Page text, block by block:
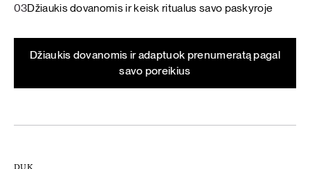
03Džiaukis dovanomis ir keisk ritualus savo paskyroje
Džiaukis dovanomis ir adaptuok prenumeratą pagal
savo poreikius